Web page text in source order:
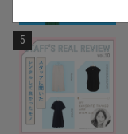
5